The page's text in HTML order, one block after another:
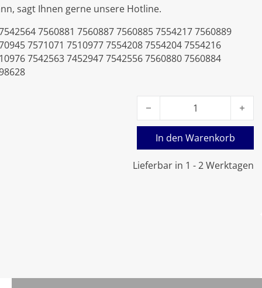
sagt Ihnen gerne unsere Hotline.
7560881 7560887 7560885 7554217 7560889
7571071 7510977 7554208 7554204 7554216
7542563 7452947 7542556 7560880 7560884
Lieferbar in 1 - 2 Werktagen
Viessmann Flammkörper
In den Warenkorb